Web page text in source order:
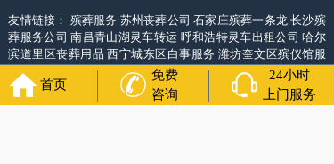
友情链接： 殡葬服务 苏州丧葬公司石家庄殡葬一条龙长沙殡
葬服务公司南昌青山湖灵车转运 呼和浩特灵车出租公司哈尔
滨道里区丧葬用品西宁城东区白事服务潍坊奎文区殡仪馆服
务乳山寿衣店铺 杭州上城区灵堂布置 沈阳浑南区殡葬平台
国墓地网中国非急救转运网网站建设 中国殡葬一条龙网 中国
救护车网葬花店葬花服务网
首页
免费
咨询
24小时
上门服务